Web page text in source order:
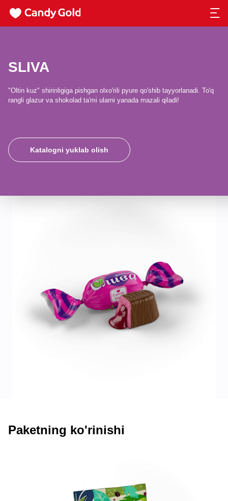
SLIVA
"Oltin kuz" shirinligiga pishgan olxo'rili pyure qo'shib tayyorlanadi. To'q
rangli glazur va shokolad ta'mi ularni yanada mazali qiladi!
Katalogni yuklab olish
Paketning ko'rinishi